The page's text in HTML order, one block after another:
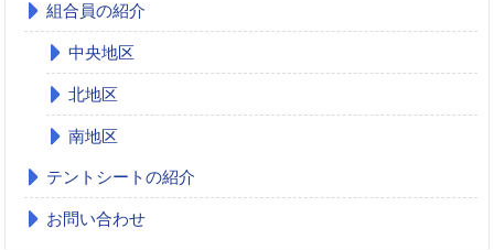
組合員の紹介
中央地区
北地区
南地区
テントシートの紹介
お問い合わせ